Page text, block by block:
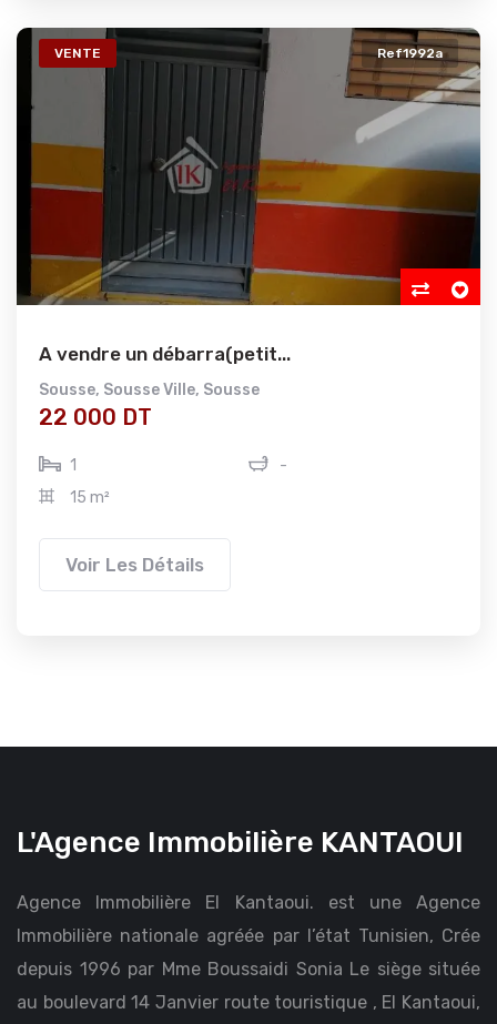
VENTE Ref1992a
A vendre un débarra(petit...
Sousse, Sousse Ville, Sousse
22 000 DT
1
-
15 m²
Voir Les Détails
L'Agence Immobilière KANTAOUI
Agence Immobilière El Kantaoui. est une Agence
Immobilière nationale agréée par l’état Tunisien, Crée
depuis 1996 par Mme Boussaidi Sonia Le siège située
au boulevard 14 Janvier route touristique , El Kantaoui,